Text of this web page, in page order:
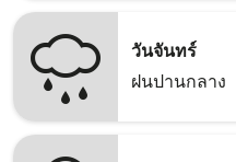
วันจันทร์
ฝนปานกลาง